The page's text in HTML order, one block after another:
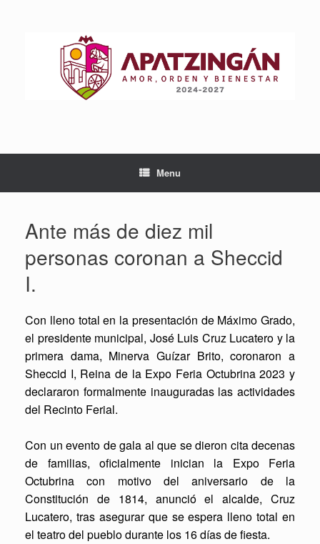
Menu
Ante más de diez mil
personas coronan a Sheccid
I.
Con lleno total en la presentación de Máximo Grado,
el presidente municipal, José Luis Cruz Lucatero y la
primera dama, Minerva Guízar Brito, coronaron a
Sheccid I, Reina de la Expo Feria Octubrina 2023 y
declararon formalmente inauguradas las actividades
del Recinto Ferial.
Con un evento de gala al que se dieron cita decenas
de familias, oficialmente inician la Expo Feria
Octubrina con motivo del aniversario de la
Constitución de 1814, anunció el alcalde, Cruz
Lucatero, tras asegurar que se espera lleno total en
el teatro del pueblo durante los 16 días de fiesta.